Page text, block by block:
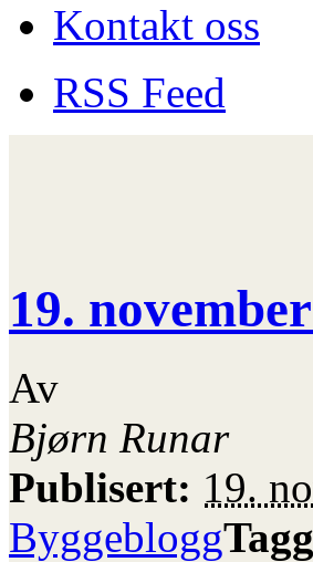
Kontakt oss
RSS Feed
19.
Av
Bjørn Runar
Publisert: 19.
Byggeblogg